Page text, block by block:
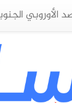
الأوروبي